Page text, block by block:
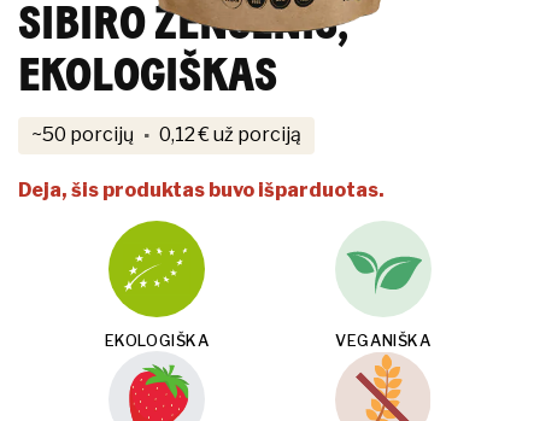
SIBIRO ŽENŠENIS,
EKOLOGIŠKAS
~50 porcijų · 0,12€ už porciją
Deja, šis produktas buvo išparduotas.
EKOLOGIŠKA VEGANIŠKA